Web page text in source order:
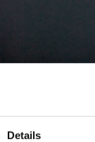
Details